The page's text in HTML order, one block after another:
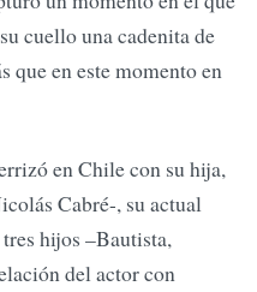
cuello una cadenita de
que en este momento en
en Chile con su hija,
Cabré-, su actual
hijos –Bautista,
del actor con